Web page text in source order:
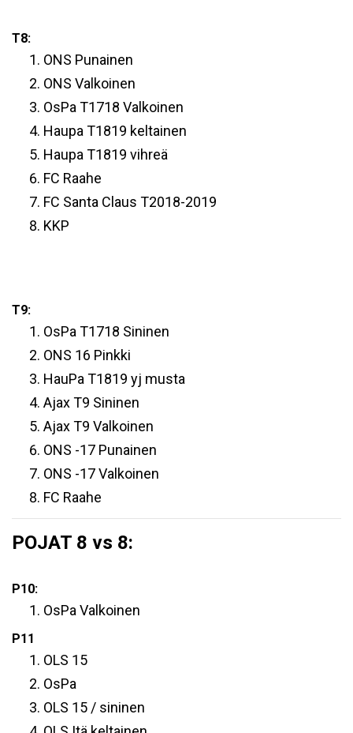
T8:
ONS Punainen
ONS Valkoinen
OsPa T1718 Valkoinen
Haupa T1819 keltainen
Haupa T1819 vihreä
FC Raahe
FC Santa Claus T2018-2019
KKP
T9:
OsPa T1718 Sininen
ONS 16 Pinkki
HauPa T1819 yj musta
Ajax T9 Sininen
Ajax T9 Valkoinen
ONS -17 Punainen
ONS -17 Valkoinen
FC Raahe
POJAT 8 vs 8:
P10:
OsPa Valkoinen
P11
OLS 15
OsPa
OLS 15 / sininen